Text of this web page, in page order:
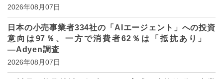
2026年08月07日
日本の小売事業者334社の「AIエージェント」への投資
意向は97％、一方で消費者62％は「抵抗あり」
―Adyen調査
2026年08月07日